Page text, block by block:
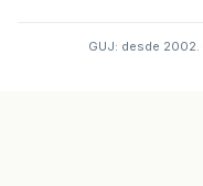
GUJ: desde 2002.